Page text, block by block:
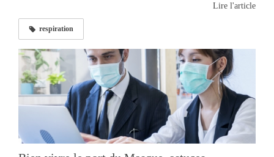
Lire l'article
respiration